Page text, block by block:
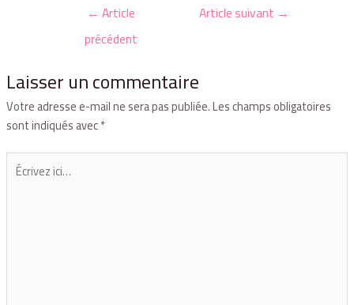
← Article
précédent
Article suivant →
Laisser un commentaire
Votre adresse e-mail ne sera pas publiée.Les champs obligatoires
sont indiqués avec*